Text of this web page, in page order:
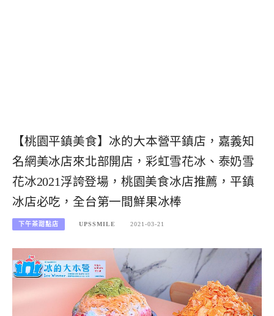
【桃園平鎮美食】冰的大本營平鎮店，嘉義知
名網美冰店來北部開店，彩虹雪花冰、泰奶雪
花冰2021浮誇登場，桃園美食冰店推薦，平鎮
冰店必吃，全台第一間鮮果冰棒
下午茶甜點店 UPSSMILE 2021-03-21